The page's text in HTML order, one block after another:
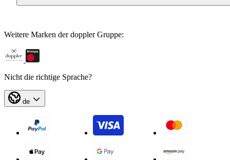
Weitere Marken der doppler Gruppe:
Nicht die richtige Sprache?
de